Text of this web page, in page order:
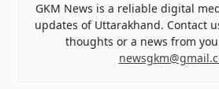
GKM News is a reliable digital
updates of Uttarakhand. Contact
thoughts or a news from